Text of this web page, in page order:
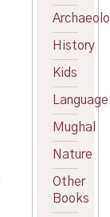
History
Kids
Language
Mughal
Nature
Other
Books